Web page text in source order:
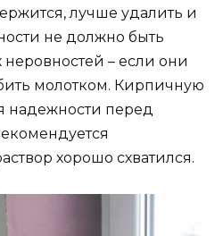
лучше удалить и
не должно быть
– если они
молотком. Кирпичную
надежности перед
хорошо схватился.